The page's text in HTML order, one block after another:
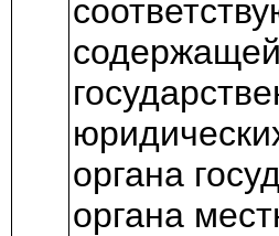
органа
органа